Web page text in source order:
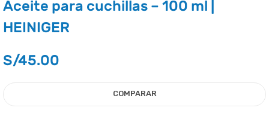
Aceite para cuchillas – 100 ml |
HEINIGER
S/45.00
COMPARAR